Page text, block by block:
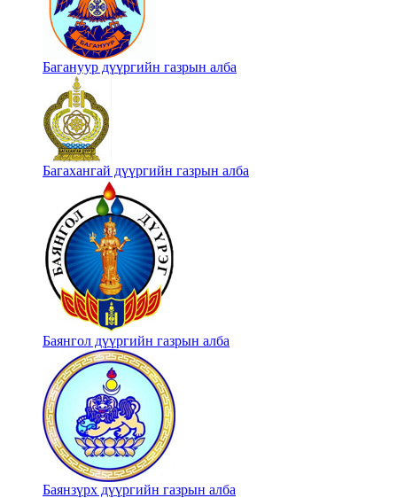
Багануур дүүргийн газрын алба
Багахангай дүүргийн газрын алба
Баянгол дүүргийн газрын алба
Баянзүрх дүүргийн газрын алба